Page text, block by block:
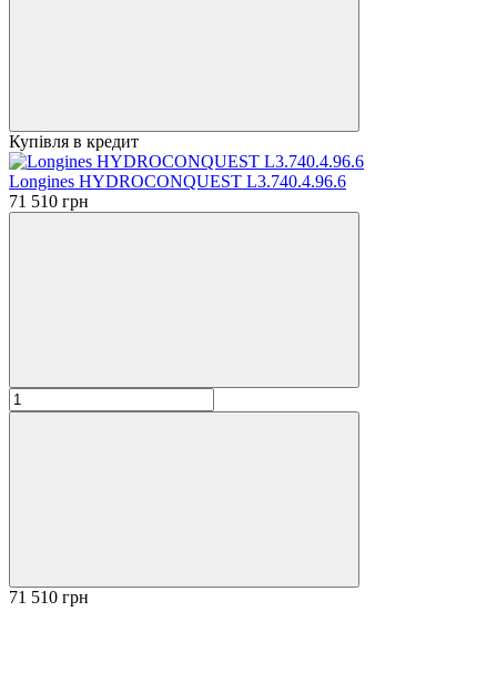
Купівля в кредит
Longines HYDROCONQUEST L3.740.4.96.6
71 510 грн
71 510 грн